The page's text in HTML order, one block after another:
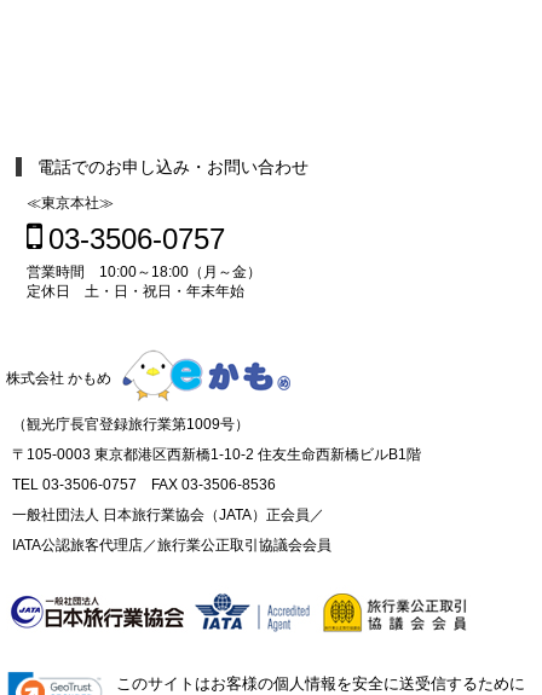
電話でのお申し込み・お問い合わせ
≪東京本社≫
03-3506-0757
営業時間 10:00～18:00（月～金）
定休日 土・日・祝日・年末年始
株式会社 かもめ
（観光庁長官登録旅行業第1009号）
〒105-0003 東京都港区西新橋1-10-2 住友生命西新橋ビルB1階
TEL 03-3506-0757 FAX 03-3506-8536
一般社団法人 日本旅行業協会（JATA）正会員／
IATA公認旅客代理店／旅行業公正取引協議会会員
このサイトはお客様の個人情報を安全に送受信するために